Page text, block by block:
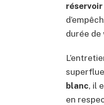
réservoir
durée de
blanc, il
en